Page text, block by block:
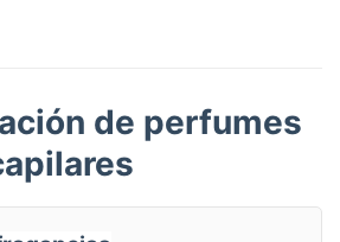
de perfumes